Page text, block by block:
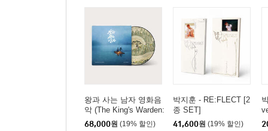
왕과 사는 남자 영화음
악 (The King's Warden:
Original Motion Picture
68,000원 (19% 할인)
박지훈 - RE:FLECT [2
종 SET]
41,600원 (19% 할인)